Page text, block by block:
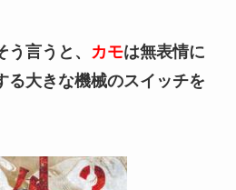
言うと、 カモは無表情に
る大きな機械のスイッチを